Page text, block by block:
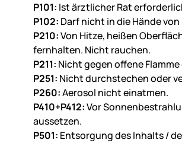
P101: Ist ärztlicher Rat
P102: Darf nicht in die Hände
P210:Von Hitze, heißen
fernhalten. Nicht rauchen.
P211: Nicht gegen offene
P251: Nicht durchstechen oder
P260:Aerosol nicht einatmen.
P410+P412:Vor
aussetzen.
P501: Entsorgung des Inhalts /